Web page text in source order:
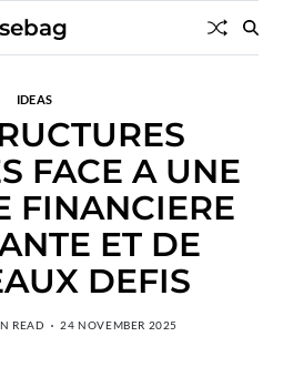
IDEAS
FACE A UNE
FINANCIERE
ET DE
DEFIS
READ 24 NOVEMBER 2025